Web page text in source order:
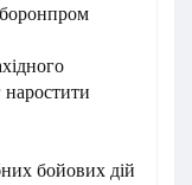
бойових дій